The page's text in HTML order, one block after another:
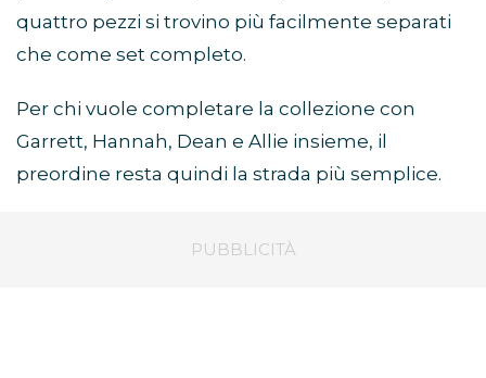
quattro pezzi si trovino più facilmente separati
che come set completo.
Per chi vuole completare la collezione con
Garrett, Hannah, Dean e Allie insieme, il
preordine resta quindi la strada più semplice.